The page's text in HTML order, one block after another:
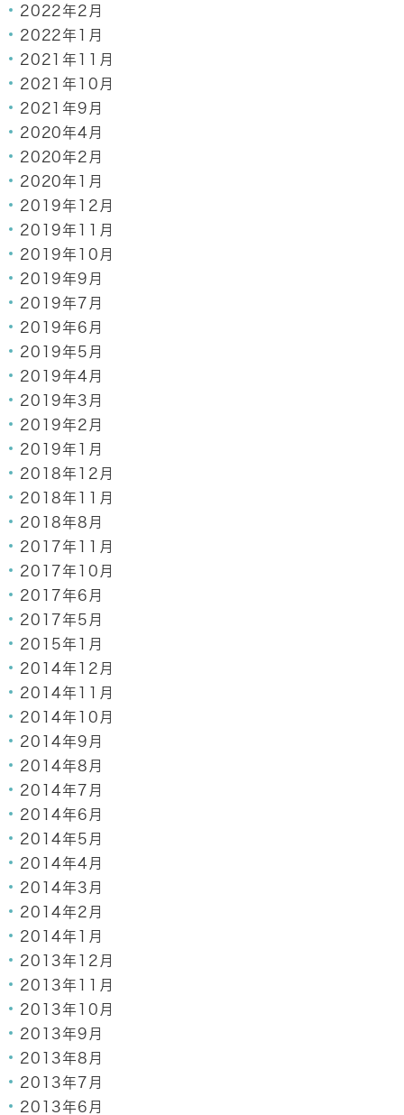
2022年2月
2022年1月
2021年11月
2021年10月
2021年9月
2020年4月
2020年2月
2020年1月
2019年12月
2019年11月
2019年10月
2019年9月
2019年7月
2019年6月
2019年5月
2019年4月
2019年3月
2019年2月
2019年1月
2018年12月
2018年11月
2018年8月
2017年11月
2017年10月
2017年6月
2017年5月
2015年1月
2014年12月
2014年11月
2014年10月
2014年9月
2014年8月
2014年7月
2014年6月
2014年5月
2014年4月
2014年3月
2014年2月
2014年1月
2013年12月
2013年11月
2013年10月
2013年9月
2013年8月
2013年7月
2013年6月